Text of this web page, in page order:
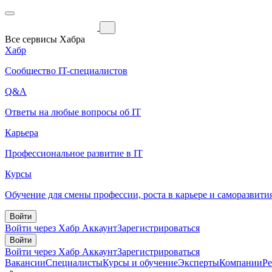
Все сервисы Хабра
Хабр
Сообщество IT-специалистов
Q&A
Ответы на любые вопросы об IT
Карьера
Профессиональное развитие в IT
Курсы
Обучение для смены профессии, роста в карьере и
Войти
Войти через Хабр АккаунтЗарегистрироваться
Войти
Войти через Хабр АккаунтЗарегистрироваться
ВакансииСпециалистыКурсы и обучениеЭкспертыКомпании